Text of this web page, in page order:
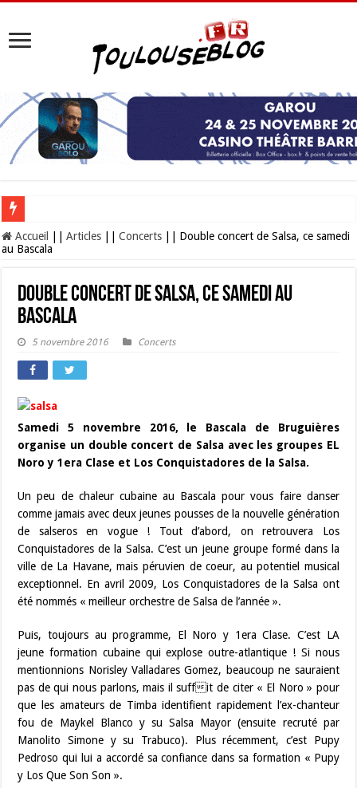
Les Nocturnes de la Cité de l’espace 2026 : l’événement incontournable de
Accueil Articles Concerts
Double concert de Salsa, ce samedi
au Bascala
Double concert de Salsa, ce samedi au
Bascala
5 novembre 2016 Concerts
Samedi 5 novembre 2016, le Bascala de Bruguières
organise un double concert de Salsa avec les groupes EL
Noro y 1era Clase et Los Conquistadores de la Salsa.
Un peu de chaleur cubaine au Bascala pour vous faire danser
comme jamais avec deux jeunes pousses de la nouvelle génération
de salseros en vogue ! Tout d’abord, on retrouvera Los
Conquistadores de la Salsa. C’est un jeune groupe formé dans la
ville de La Havane, mais péruvien de coeur, au potentiel musical
exceptionnel. En avril 2009, Los Conquistadores de la Salsa ont
été nommés « meilleur orchestre de Salsa de l’année ».
Puis, toujours au programme, El Noro y 1era Clase. C’est LA
jeune formation cubaine qui explose outre-atlantique ! Si nous
mentionnions Norisley Valladares Gomez, beaucoup ne sauraient
pas de qui nous parlons, mais il suffit de citer « El Noro » pour
que les amateurs de Timba identifient rapidement l’ex-chanteur
fou de Maykel Blanco y su Salsa Mayor (ensuite recruté par
Manolito Simone y su Trabuco). Plus récemment, c’est Pupy
Pedroso qui lui a accordé sa confiance dans sa formation « Pupy
y Los Que Son Son ».